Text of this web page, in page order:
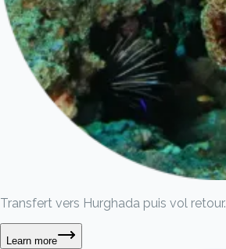
Transfert vers Hurghada puis vol retour.
Learn more